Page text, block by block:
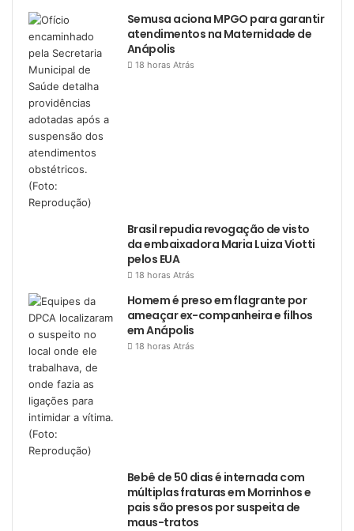
Semusa aciona MPGO para garantir
atendimentos na Maternidade de
Anápolis
18 horas Atrás
Brasil repudia revogação de visto
da embaixadora Maria Luiza Viotti
pelos EUA
18 horas Atrás
Homem é preso em flagrante por
ameaçar ex-companheira e filhos
em Anápolis
18 horas Atrás
Bebê de 50 dias é internada com
múltiplas fraturas em Morrinhos e
pais são presos por suspeita de
maus-tratos